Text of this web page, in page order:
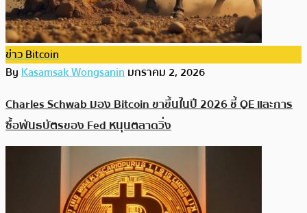
ข่าว Bitcoin
ByKasamsak Wongsaninมกราคม 2, 2026
Charles Schwab มอง Bitcoin ขาขึ้นในปี 2026 ชี้ QE และการ
ซื้อพันธบัตรของ Fed หนุนตลาดวิ่ง